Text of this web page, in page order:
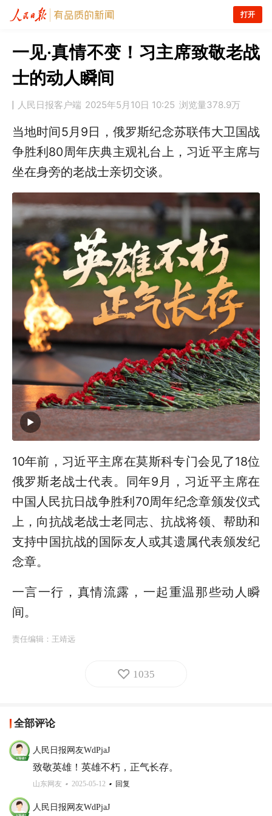
打开
一见·真情不变！习主席致敬老战
士的动人瞬间
人民日报客户端 2025年5月10日 10:25 浏览量378.9万
当地时间5月9日，俄罗斯纪念苏联伟大卫国战
争胜利80周年庆典主观礼台上，习近平主席与
坐在身旁的老战士亲切交谈。
10年前，习近平主席在莫斯科专门会见了18位
俄罗斯老战士代表。同年9月，习近平主席在
中国人民抗日战争胜利70周年纪念章颁发仪式
上，向抗战老战士老同志、抗战将领、帮助和
支持中国抗战的国际友人或其遗属代表颁发纪
念章。
一言一行，真情流露，一起重温那些动人瞬
间。
责任编辑： 王靖远
1035
全部评论
人民日报网友WdPjaJ
致敬英雄！英雄不朽，正气长存。
山东网友 2025-05-12 回复
人民日报网友WdPjaJ